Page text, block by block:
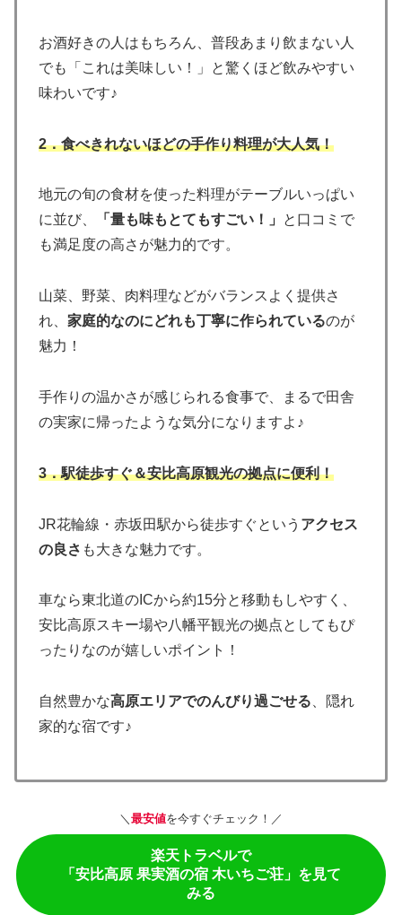
お酒好きの人はもちろん、普段あまり飲まない人
でも「これは美味しい！」と驚くほど飲みやすい
味わいです♪
2．食べきれないほどの手作り料理が大人気！
地元の旬の食材を使った料理がテーブルいっぱい
に並び、
「量も味もとてもすごい！」
と口コミで
も満足度の高さが魅力的です。
山菜、野菜、肉料理などがバランスよく提供さ
れ、 家庭的なのにどれも丁寧に作られているのが
魅力！
手作りの温かさが感じられる食事で、まるで田舎
の実家に帰ったような気分になりますよ♪
3．駅徒歩すぐ＆安比高原観光の拠点に便利！
JR花輪線・赤坂田駅から徒歩すぐという アクセス
の良さ も大きな魅力です。
車なら東北道のICから約15分と移動もしやすく、
安比高原スキー場や八幡平観光の拠点としてもぴ
ったりなのが嬉しいポイント！
自然豊かな高原エリアでのんびり過ごせる 、隠れ
家的な宿です♪
＼ 最安値を今すぐチェック！／
楽天トラベルで
「安比高原 果実酒の宿 木いちご荘」を見て
みる